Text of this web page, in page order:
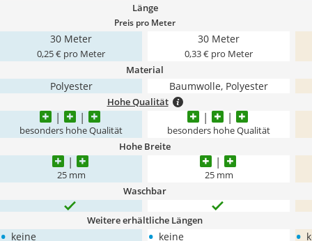
Länge
Preis pro Meter
30 Meter
0,25 € pro Meter
30 Meter
0,33 € pro Meter
Material
Polyester Baumwolle, Polyester
Hohe Qualität
besonders hohe Qualität besonders hohe Qualität
Hohe Breite
25 mm 25 mm
Waschbar
Weitere erhältliche Längen
• keine • keine •